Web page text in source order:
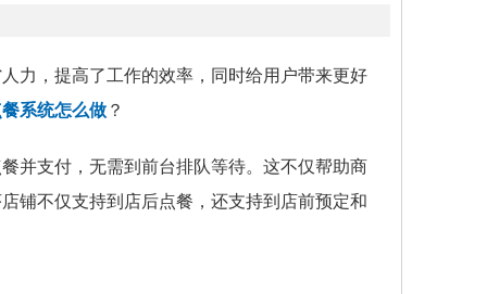
力，提高了工作的效率，同时给用户带来更好
系统怎么做 ？
并支付，无需到前台排队等待。这不仅帮助商
铺不仅支持到店后点餐，还支持到店前预定和